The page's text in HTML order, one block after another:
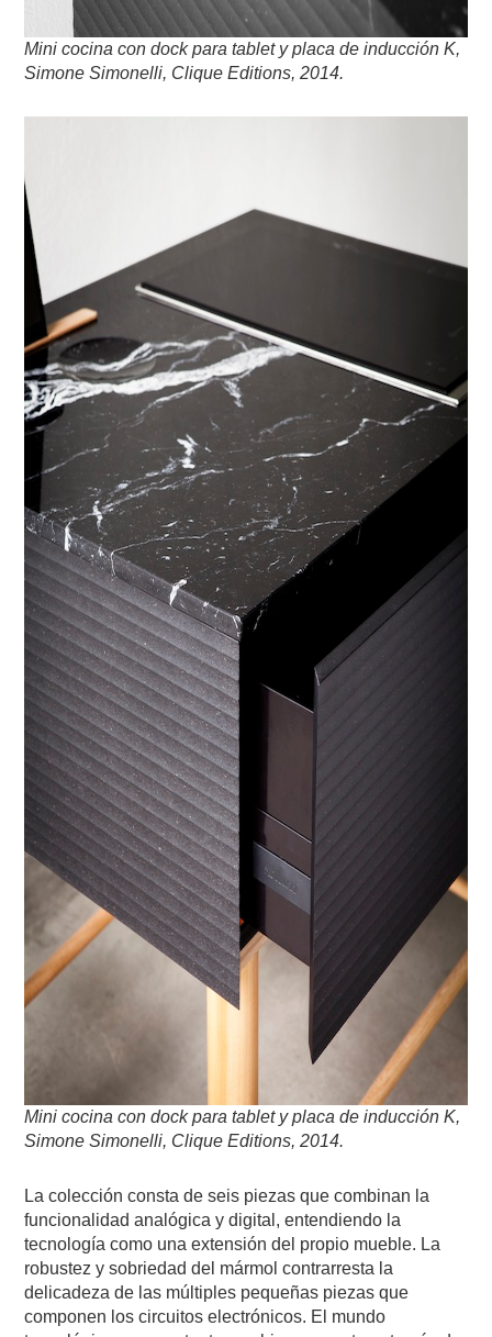
Mini cocina con dock para tablet y placa de inducción K,
Simone Simonelli, Clique Editions, 2014.
Mini cocina con dock para tablet y placa de inducción K,
Simone Simonelli, Clique Editions, 2014.
La colección consta de seis piezas que combinan la
funcionalidad analógica y digital, entendiendo la
tecnología como una extensión del propio mueble. La
robustez y sobriedad del mármol contrarresta la
delicadeza de las múltiples pequeñas piezas que
componen los circuitos electrónicos. El mundo